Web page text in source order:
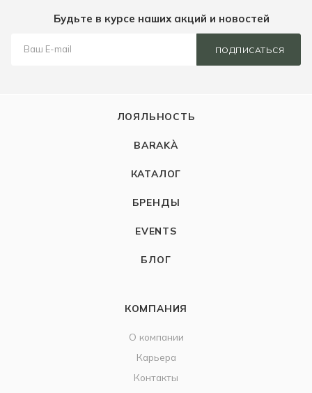
Будьте в курсе наших акций и новостей
ПОДПИСАТЬСЯ
ЛОЯЛЬНОСТЬ
BARAKÀ
КАТАЛОГ
БРЕНДЫ
EVENTS
БЛОГ
КОМПАНИЯ
О компании
Карьера
Контакты